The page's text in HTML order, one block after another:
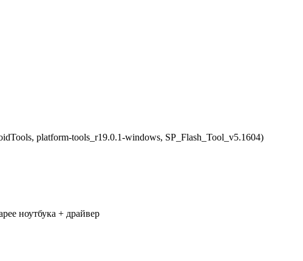
platform-tools_r19.0.1-windows, SP_Flash_Tool_v5.1604)
ноутбука + драйвер